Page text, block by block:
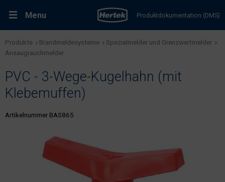
Menu
Lösungen
Produkte
Support & Kontakt
Fachportal Brandschutz
Produktdokumentation (DMS)
RMA-Formular
Produkte Brandmeldesysteme
Spezialmelder und Grenzwertmelder
Ansaugrauchmelder
PVC - 3-Wege-Kugelhahn (mit
Klebemuffen)
Artikelnummer BAS865